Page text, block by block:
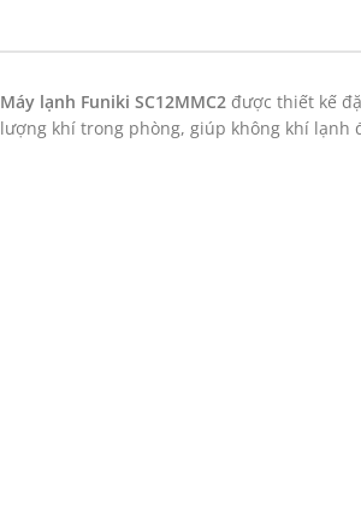
Máy lạnh Funiki SC12MMC2 được thiết kế
lượng khí trong phòng, giúp không khí